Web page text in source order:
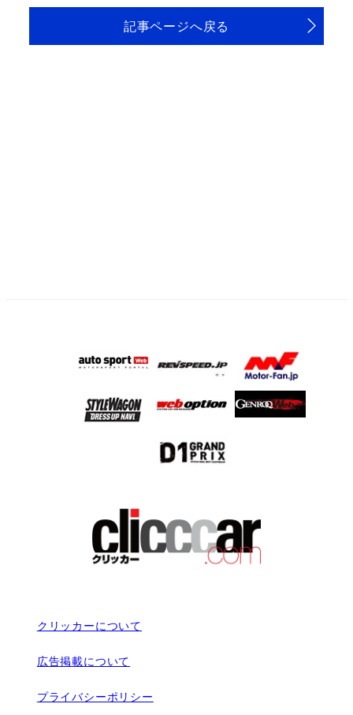
記事ページへ戻る
クリッカーについて
広告掲載について
プライバシーポリシー